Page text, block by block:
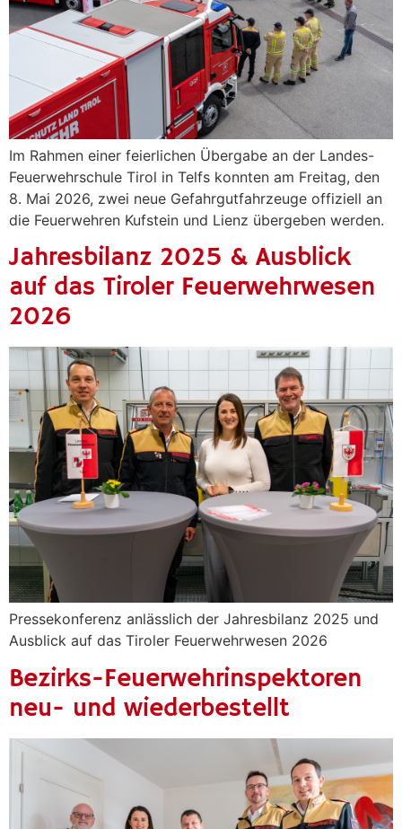
Im Rahmen einer feierlichen Übergabe an der Landes-
Feuerwehrschule Tirol in Telfs konnten am Freitag, den
8. Mai 2026, zwei neue Gefahrgutfahrzeuge offiziell an
die Feuerwehren Kufstein und Lienz übergeben werden.
Jahresbilanz 2025 & Ausblick
auf das Tiroler Feuerwehrwesen
2026
Pressekonferenz anlässlich der Jahresbilanz 2025 und
Ausblick auf das Tiroler Feuerwehrwesen 2026
Bezirks-Feuerwehrinspektoren
neu- und wiederbestellt